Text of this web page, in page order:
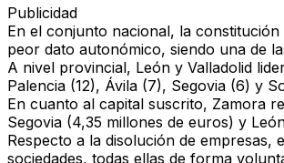
Publicidad
En el conjunto nacional, la
peor dato autonómico, siendo una de
A nivel provincial, León y Valladolid
Palencia (12), Ávila (7), Segovia (6) y
En cuanto al capital suscrito, Zamora
Segovia (4,35 millones de euros) y
Respecto a la disolución de empresas,
sociedades, todas ellas de forma